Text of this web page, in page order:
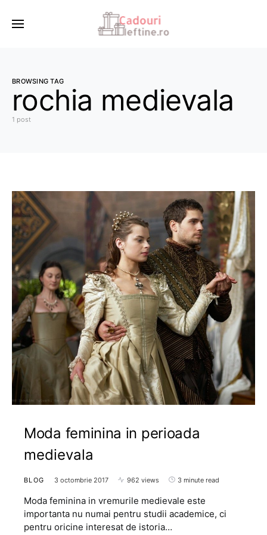
BROWSING TAG
rochia medievala
1 post
Moda feminina in perioada
medievala
BLOG 3 octombrie 2017 962 views 3 minute read
Moda feminina in vremurile medievale este
importanta nu numai pentru studii academice, ci
pentru oricine interesat de istoria…